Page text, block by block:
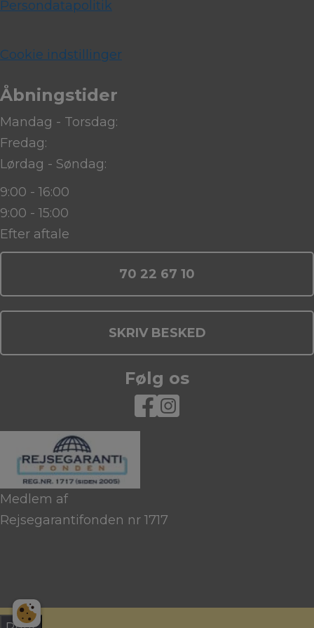
Persondatapolitik
Cookie indstillinger
Åbningstider
Mandag - Torsdag:
Fredag:
Lørdag - Søndag:
9:00 - 16:00
9:00 - 15:00
Efter aftale
70 22 67 10
SKRIV BESKED
Følg os
Medlem af
Rejsegarantifonden nr 1717